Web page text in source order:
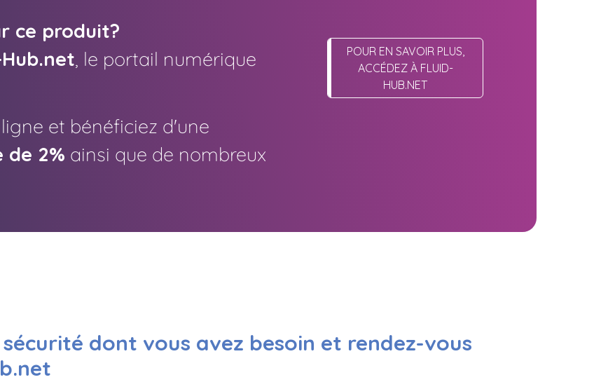
ce produit?
, le portail numérique
et bénéficiez d'une
de 2% ainsi que de nombreux
POUR EN SAVOIR PLUS,
ACCÉDEZ À FLUID-
HUB.NET
dont vous avez besoin et rendez-vous